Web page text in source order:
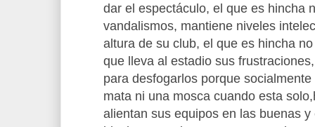
dar el espectáculo, el que es hincha
vandalismos, mantiene niveles
altura de su club, el que es hincha
que lleva al estadio sus
para desfogarlos porque
mata ni una mosca cuando esta
alientan sus equipos en las buenas